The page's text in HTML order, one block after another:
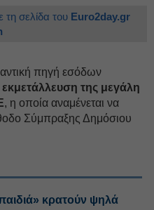
τη σελίδα του Euro2day.gr
πηγή εσόδων
εκμετάλλευση της μεγάλη
, η οποία αναμένεται να
Σύμπραξης Δημόσιου
κρατούν ψηλά